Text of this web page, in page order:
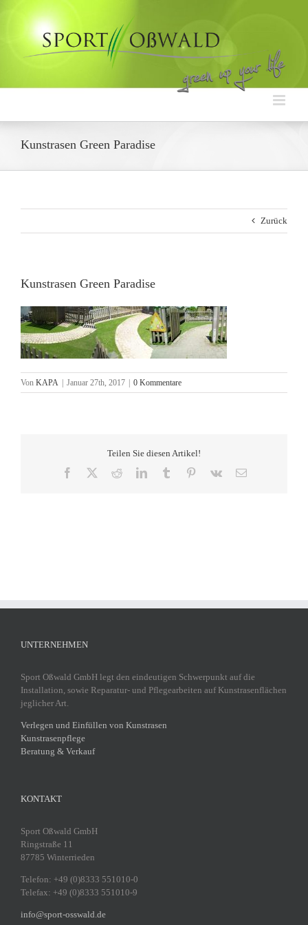
Kunstrasen Green Paradise
Zurück
Kunstrasen Green Paradise
Von KAPA Januar 27th, 2017 0 Kommentare
Teilen Sie diesen Artikel!
Facebook RedditLinkedInTumblr Pinterest
Vk
E-
UNTERNEHMEN
Sport Oßwald GmbH legt den eindeutigen Schwerpunkt auf die
Installation, sowie Reparatur- und Pflegearbeiten auf Kunstrasenflächen
jeglicher Art.
Verlegen und Einfüllen von Kunstrasen
Kunstrasenpflege
Beratung & Verkauf
KONTAKT
Sport Oßwald GmbH
Ringstraße 11
87785 Winterrieden
Telefon: +49 (0)8333 551010-0
Telefax: +49 (0)8333 551010-9
info@sport-osswald.de